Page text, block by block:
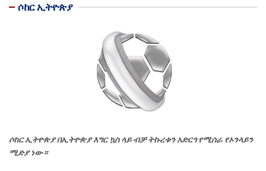
ሶከር ኢትዮጵያ
ሶከር ኢትዮጵያ በኢትዮጵያ እግር ኳስ ላይ ብቻ ትኩረቱን አድርጎ የሚሰራ የኦንላይን
ሚድያ ነው።